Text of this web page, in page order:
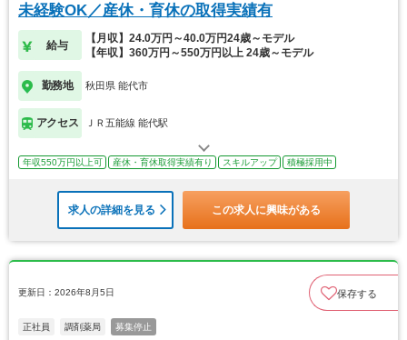
未経験OK／産休・育休の取得実績有
給与
【月収】24.0万円～40.0万円24歳～モデル
【年収】360万円～550万円以上 24歳～モデル
勤務地 秋田県 能代市
アクセス ＪＲ五能線 能代駅
年収550万円以上可 産休・育休取得実績有り スキルアップ 積極採用中
求人の詳細を見る この求人に興味がある
更新日：2026年8月5日 保存する
正社員 調剤薬局 募集停止